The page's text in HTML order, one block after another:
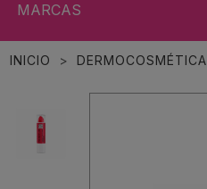
MARCAS
INICIO DERMOCOSMÉTICA